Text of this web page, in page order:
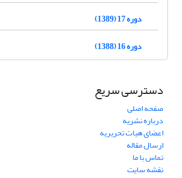
دوره 17 (1389)
دوره 16 (1388)
دسترسی سریع
صفحه اصلی
درباره نشریه
اعضای هیات تحریریه
ارسال مقاله
تماس با ما
نقشه سایت